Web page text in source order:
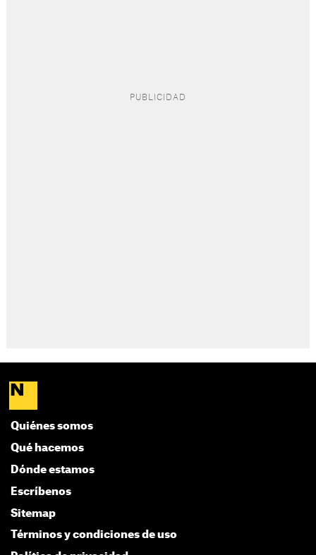
Quiénes somos
Qué hacemos
Dónde estamos
Escríbenos
Sitemap
Términos y condiciones de uso